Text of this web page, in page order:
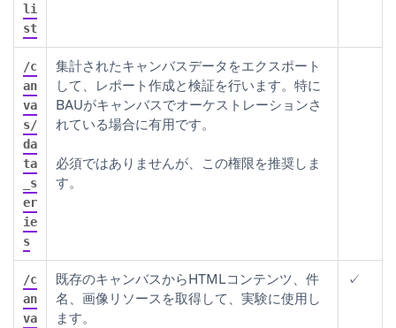
li
st
/c
an
va
s/
da
ta
_s
er
ie
s
集計されたキャンバスデータをエクスポート
して、レポート作成と検証を行います。特に
BAUがキャンバスでオーケストレーションさ
れている場合に有用です。
必須ではありませんが、この権限を推奨しま
す。
/c
an
va
既存のキャンバスからHTMLコンテンツ、件
名、画像リソースを取得して、実験に使用し
ます。
✓